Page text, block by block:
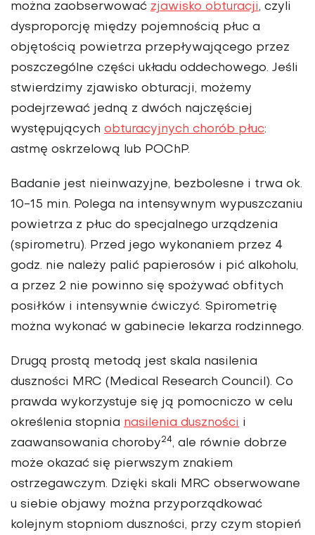
można zaobserwować zjawisko obturacji, czyli
dysproporcję między pojemnością płuc a
objętością powietrza przepływającego przez
poszczególne części układu oddechowego. Jeśli
stwierdzimy zjawisko obturacji, możemy
podejrzewać jedną z dwóch najczęściej
występujących obturacyjnych chorób płuc:
astmę oskrzelową lub POChP.
Badanie jest nieinwazyjne, bezbolesne i trwa ok.
10-15 min. Polega na intensywnym wypuszczaniu
powietrza z płuc do specjalnego urządzenia
(spirometru). Przed jego wykonaniem przez 4
godz. nie należy palić papierosów i pić alkoholu,
a przez 2 nie powinno się spożywać obfitych
posiłków i intensywnie ćwiczyć. Spirometrię
można wykonać w gabinecie lekarza rodzinnego.
Drugą prostą metodą jest skala nasilenia
duszności MRC (Medical Research Council). Co
prawda wykorzystuje się ją pomocniczo w celu
określenia stopnia nasilenia duszności i
zaawansowania choroby24, ale równie dobrze
może okazać się pierwszym znakiem
ostrzegawczym. Dzięki skali MRC obserwowane
u siebie objawy można przyporządkować
kolejnym stopniom duszności, przy czym stopień